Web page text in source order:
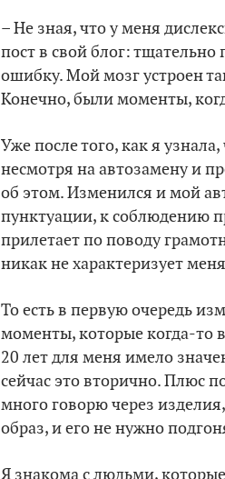
– Не зная, что у меня
пост в свой блог: тщательно
ошибку. Мой мозг устроен
Конечно, были моменты,
Уже после того, как я
несмотря на автозамену и
об этом. Изменился и мой
пунктуации, к соблюдению
прилетает по поводу
никак не характеризует
То есть в первую очередь
моменты, которые когда-то
20 лет для меня имело
сейчас это вторично. Плюс
много говорю через
образ, и его не нужно
Я знакома с людьми, которые